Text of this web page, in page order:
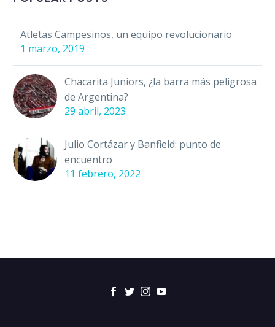
Atletas Campesinos, un equipo revolucionario
1 marzo, 2019
Chacarita Juniors, ¿la barra más peligrosa
de Argentina?
29 abril, 2023
Julio Cortázar y Banfield: punto de
encuentro
11 febrero, 2022